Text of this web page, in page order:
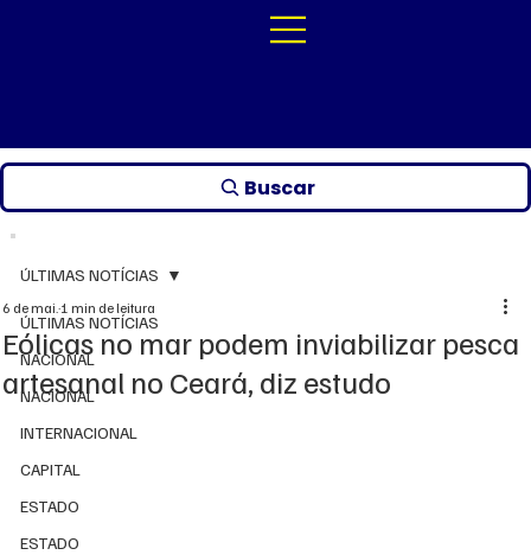
Buscar
ÚLTIMAS NOTÍCIAS
NACIONAL
NACIONAL
INTERNACIONAL
CAPITAL
ESTADO
ESTADO
ÚLTIMAS NOTÍCIAS
Eólicas no mar podem inviabilizar pesca
artesanal no Ceará, diz estudo
6 de mai.1 min de leitura